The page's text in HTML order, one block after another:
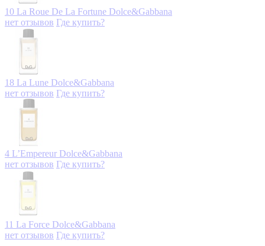
10 La Roue De La Fortune Dolce&Gabbana
нет отзывов Где купить?
18 La Lune Dolce&Gabbana
нет отзывов Где купить?
4 L’Empereur Dolce&Gabbana
нет отзывов Где купить?
11 La Force Dolce&Gabbana
нет отзывов Где купить?